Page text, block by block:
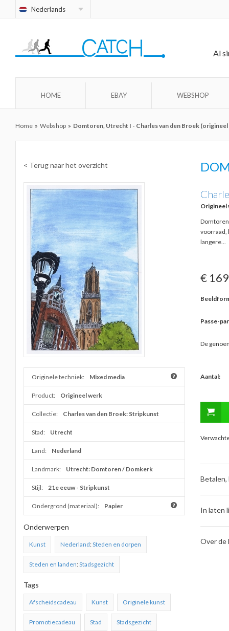
Nederlands
Al
HOME EBAY WEBSHOP
Home » Webshop » Domtoren, Utrecht I - Charles van den Broek
< Terug naar het overzicht
Originele techniek: Mixed media
Product: Origineel werk
Collectie: Charles van den Broek: Stripkunst
Stad: Utrecht
Land: Nederland
Landmark: Utrecht: Domtoren / Domkerk
Stijl: 21e eeuw - Stripkunst
Ondergrond (materiaal): Papier
Onderwerpen
Kunst Nederland:Steden en dorpen
Steden en landen:Stadsgezicht
Tags
Afscheidscadeau Kunst Originele kunst
Promotiecadeau Stad Stadsgezicht
Origineel
voorraad,
langere...
€
Passe-
De
Aantal:
In laten
Over de